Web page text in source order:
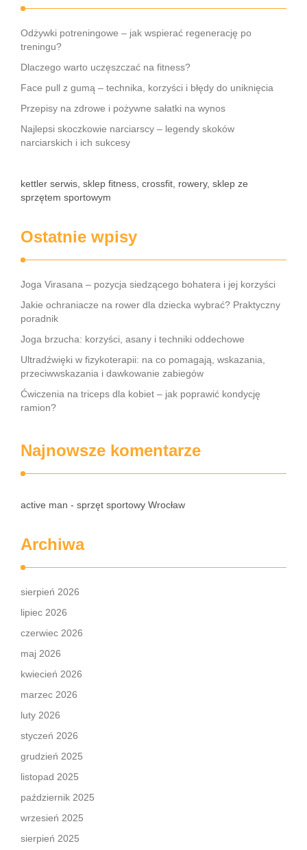
Odżywki potreningowe – jak wspierać regenerację po
treningu?
Dlaczego warto uczęszczać na fitness?
Face pull z gumą – technika, korzyści i błędy do uniknięcia
Przepisy na zdrowe i pożywne sałatki na wynos
Najlepsi skoczkowie narciarscy – legendy skoków
narciarskich i ich sukcesy
kettler serwis, sklep fitness, crossfit, rowery, sklep ze
sprzętem sportowym
Ostatnie wpisy
Joga Virasana – pozycja siedzącego bohatera i jej korzyści
Jakie ochraniacze na rower dla dziecka wybrać? Praktyczny
poradnik
Joga brzucha: korzyści, asany i techniki oddechowe
Ultradźwięki w fizykoterapii: na co pomagają, wskazania,
przeciwwskazania i dawkowanie zabiegów
Ćwiczenia na triceps dla kobiet – jak poprawić kondycję
ramion?
Najnowsze komentarze
active man - sprzęt sportowy Wrocław
Archiwa
sierpień 2026
lipiec 2026
czerwiec 2026
maj 2026
kwiecień 2026
marzec 2026
luty 2026
styczeń 2026
grudzień 2025
listopad 2025
październik 2025
wrzesień 2025
sierpień 2025